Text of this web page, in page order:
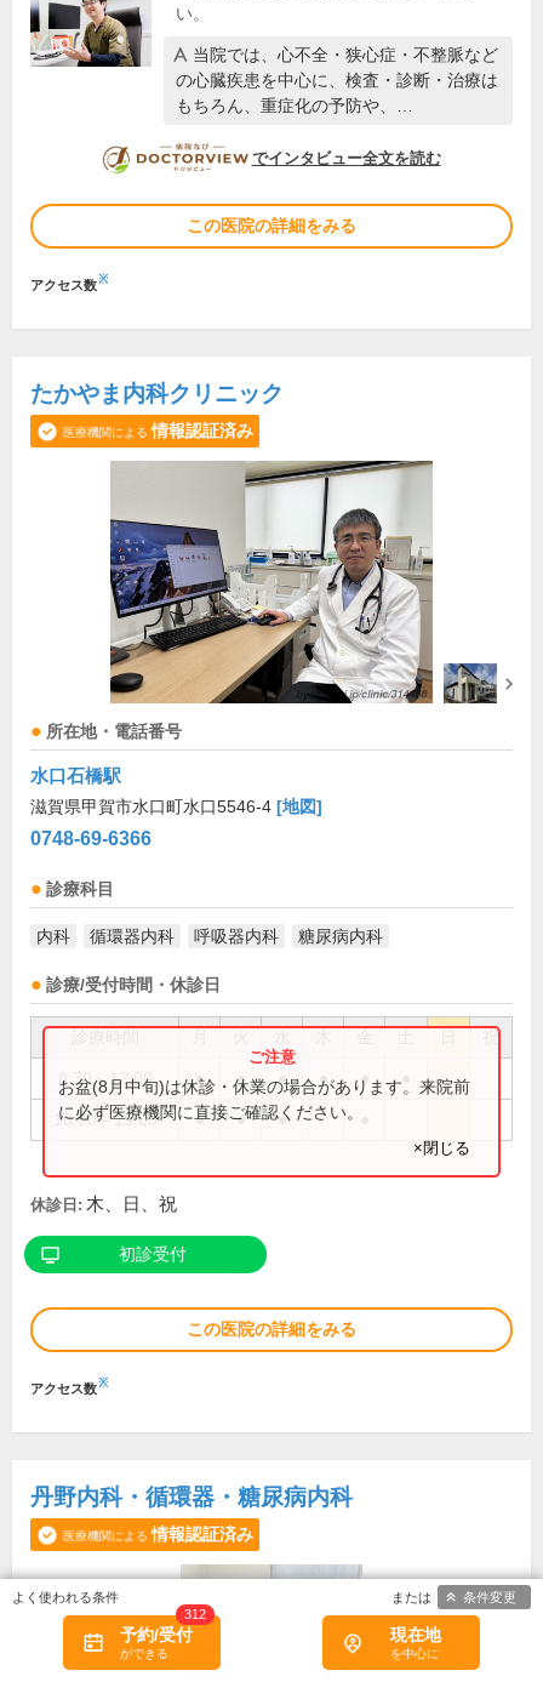
い。
当院では、心不全・狭心症・不整脈など
の心臓疾患を中心に、検査・診断・治療は
もちろん、重症化の予防や、…
DOCTORVIEW
でインタビュー全文を読む
この医院の詳細をみる
アクセス数※
たかやま内科クリニック
医療機関による 情報認証済み
所在地・電話番号
水口石橋駅
滋賀県甲賀市水口町水口5546-4 [地図]
0748-69-6366
診療科目
内科 循環器内科 呼吸器内科 糖尿病内科
診療/受付時間・休診日
祝
8:30～12:00 ● ● ● ● ●
16:00～19:00 ● ● ●
お盆(8月中旬)は休診・休業の場合があります。来院前
に必ず医療機関に直接ご確認ください。
×閉じる
休診日: 木、日、祝
初診受付
この医院の詳細をみる
アクセス数※
丹野内科・循環器・糖尿病内科
医療機関による 情報認証済み
予約/受付
312
現在地
条件変更